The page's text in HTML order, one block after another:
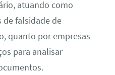
atuando como
de falsidade de
quanto por empresas
para analisar